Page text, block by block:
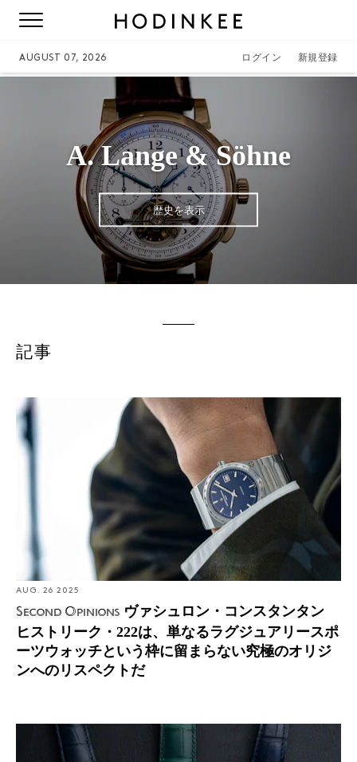
AUGUST 07, 2026 ログイン 新規登録
A. Lange & Söhne
歴史を表示
記事
Second Opinions: ヴァシュロン・コンスタンタン ヒスト
リーク・222は、単なるラグジュアリースポーツウォッ
チという枠に留まらない究極のオリジンへのリスペクト
AUG. 26 2025
Second Opinions ヴァシュロン・コンスタンタン
ヒストリーク・222は、単なるラグジュアリースポ
ーツウォッチという枠に留まらない究極のオリジ
ンへのリスペクトだ
Editors' Picks: 2025年上半期の腕時計トレンド、新作モデ
ルと注目ヴィンテージを三越ワールドウォッチフェアか